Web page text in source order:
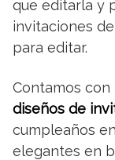
que editarla y
invitaciones
para editar.
Contamos
diseños de
cumpleaños
elegantes en